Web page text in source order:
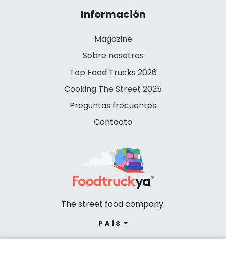
Información
Magazine
Sobre nosotros
Top Food Trucks 2026
Cooking The Street 2025
Preguntas frecuentes
Contacto
The street food company.
PAÍS